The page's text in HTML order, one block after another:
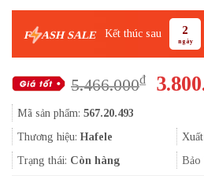
F ASH SALE Kết thúc sau 2
ngày
5.466.000₫
Giá
Mã sản phẩm: 567.20.493
Thương hiệu: Hafele
Trạng thái: Còn hàng Bảo